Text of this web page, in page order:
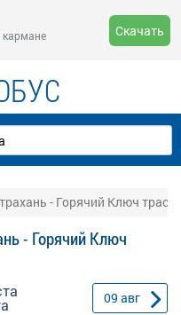
кармане
Скачать
- Горячий Ключ трасса
- Горячий Ключ
09 авг